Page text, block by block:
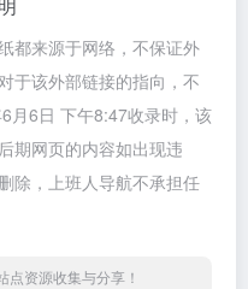
都来源于网络，不保证外
于该外部链接的指向，不
月6日 下午8:47收录时，该
期网页的内容如出现违
除，上班人导航不承担任
点资源收集与分享！